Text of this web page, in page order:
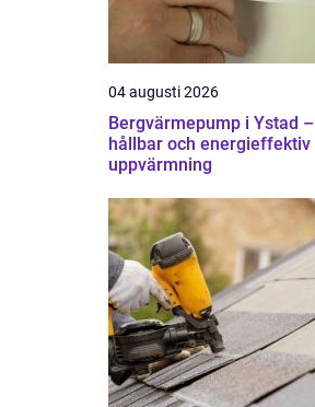
04 augusti 2026
Bergvärmepump i Ystad –
hållbar och energieffektiv
uppvärmning